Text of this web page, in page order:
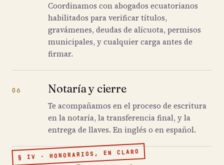
Coordinamos con abogados ecuatorianos
habilitados para verificar títulos,
gravámenes, deudas de alícuota, permisos
municipales, y cualquier carga antes de
firmar.
06 Notaría y cierre
Te acompañamos en el proceso de escritura
en la notaría, la transferencia final, y la
entrega de llaves. En inglés o en español.
§ IV · HONORARIOS, EN CLARO